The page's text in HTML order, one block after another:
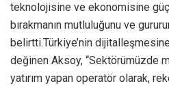
teknolojisine ve ekonomisine
bırakmanın mutluluğunu ve
belirtti.Türkiye’nin
değinen Aksoy, “Sektörümüzde
yatırım yapan operatör olarak,